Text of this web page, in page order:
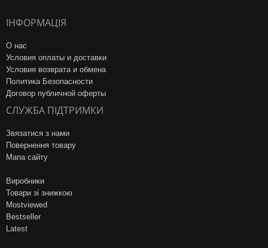
ІНФОРМАЦІЯ
О нас
Условия оплаты и доставки
Условия возврата и обмена
Политика Безопасности
Договор публичной оферты
СЛУЖБА ПІДТРИМКИ
Звязатися з нами
Повернення товару
Мапа сайту
Виробники
Товари зі знижкою
Mostviewed
Bestseller
Latest